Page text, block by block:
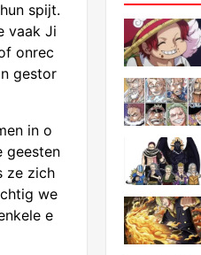
spijt.
vaak Ji
onrec
gestor
in o
geesten
ze zich
we
e